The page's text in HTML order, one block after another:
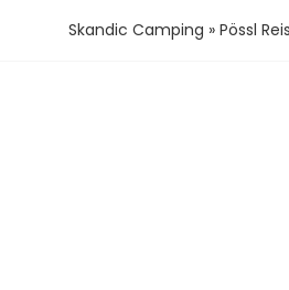
Skandic Camping » Pössl